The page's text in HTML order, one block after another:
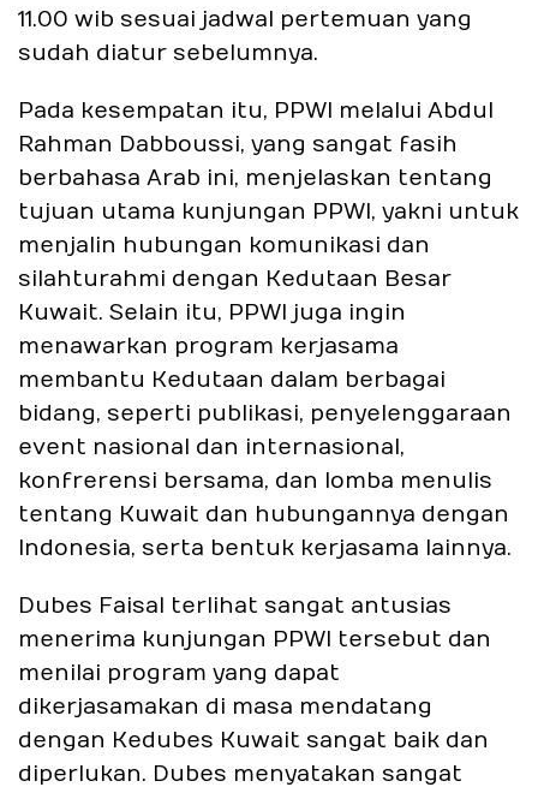
11.00 wib sesuai jadwal pertemuan yang
sudah diatur sebelumnya.
Pada kesempatan itu, PPWI melalui Abdul
Rahman Dabboussi, yang sangat fasih
berbahasa Arab ini, menjelaskan tentang
tujuan utama kunjungan PPWI, yakni untuk
menjalin hubungan komunikasi dan
silahturahmi dengan Kedutaan Besar
Kuwait. Selain itu, PPWI juga ingin
menawarkan program kerjasama
membantu Kedutaan dalam berbagai
bidang, seperti publikasi, penyelenggaraan
event nasional dan internasional,
konfrerensi bersama, dan lomba menulis
tentang Kuwait dan hubungannya dengan
Indonesia, serta bentuk kerjasama lainnya.
Dubes Faisal terlihat sangat antusias
menerima kunjungan PPWI tersebut dan
menilai program yang dapat
dikerjasamakan di masa mendatang
dengan Kedubes Kuwait sangat baik dan
diperlukan. Dubes menyatakan sangat